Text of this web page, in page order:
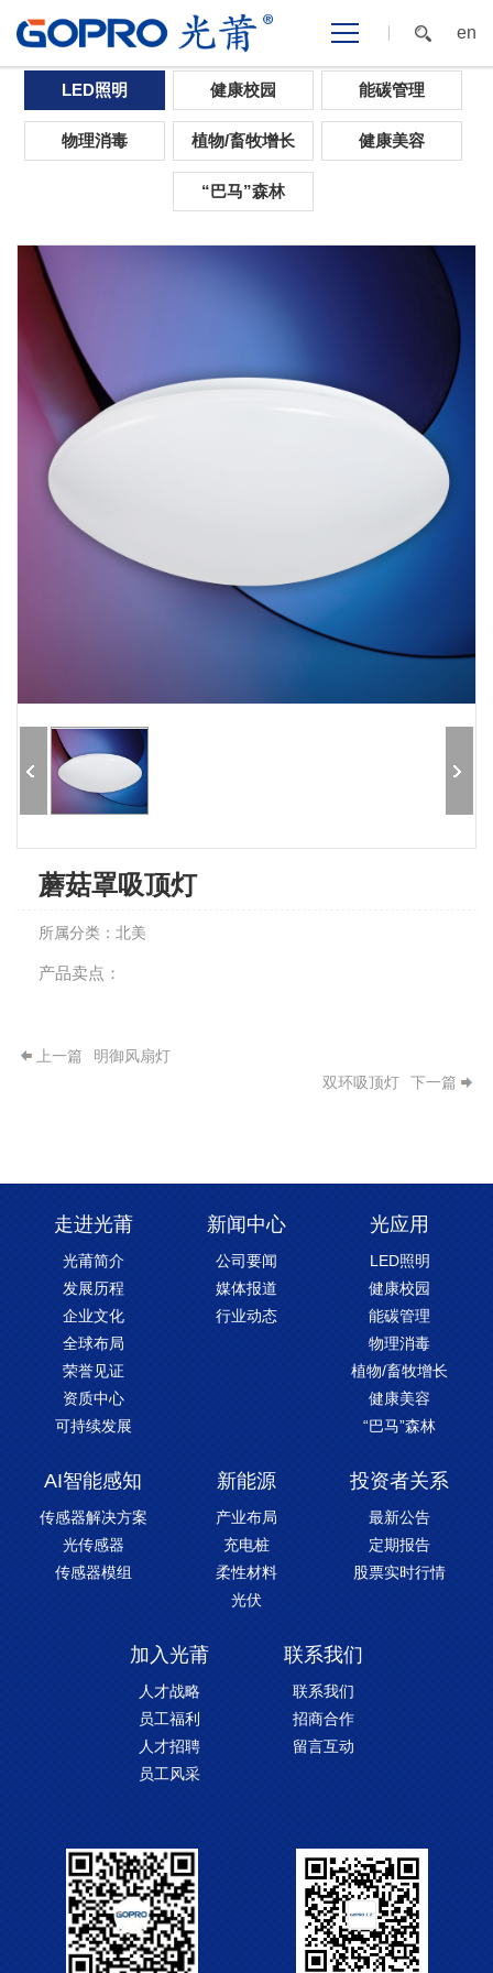
en
首页 >光应用 >LED照明 >北美
LED照明 健康校园 能碳管理
物理消毒 植物/畜牧增长 健康美容
“巴马”森林
蘑菇罩吸顶灯
所属分类：北美
产品卖点：
上一篇
明御风扇灯
双环吸顶灯
下一篇
走进光莆
光莆简介
发展历程
企业文化
全球布局
荣誉见证
资质中心
可持续发展
新闻中心
公司要闻
媒体报道
行业动态
光应用
LED照明
健康校园
能碳管理
物理消毒
植物/畜牧增长
健康美容
“巴马”森林
AI智能感知
传感器解决方案
光传感器
传感器模组
新能源
产业布局
充电桩
柔性材料
光伏
投资者关系
最新公告
定期报告
股票实时行情
加入光莆
人才战略
员工福利
人才招聘
员工风采
联系我们
联系我们
招商合作
留言互动